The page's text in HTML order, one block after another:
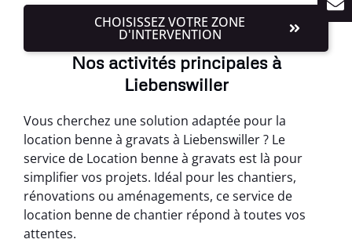
CHOISISSEZ VOTRE ZONE
D'INTERVENTION
Nos activités principales à
Liebenswiller
Vous cherchez une solution adaptée pour la
location benne à gravats à Liebenswiller ? Le
service de Location benne à gravats est là pour
simplifier vos projets. Idéal pour les chantiers,
rénovations ou aménagements, ce service de
location benne de chantier répond à toutes vos
attentes.